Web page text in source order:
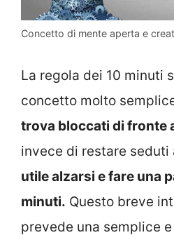
Concetto di mente aperta e
La regola dei 10 minuti
concetto molto
trova bloccati di fronte
invece di restare seduti
utile alzarsi e fare una
minuti. Questo breve
prevede una semplice